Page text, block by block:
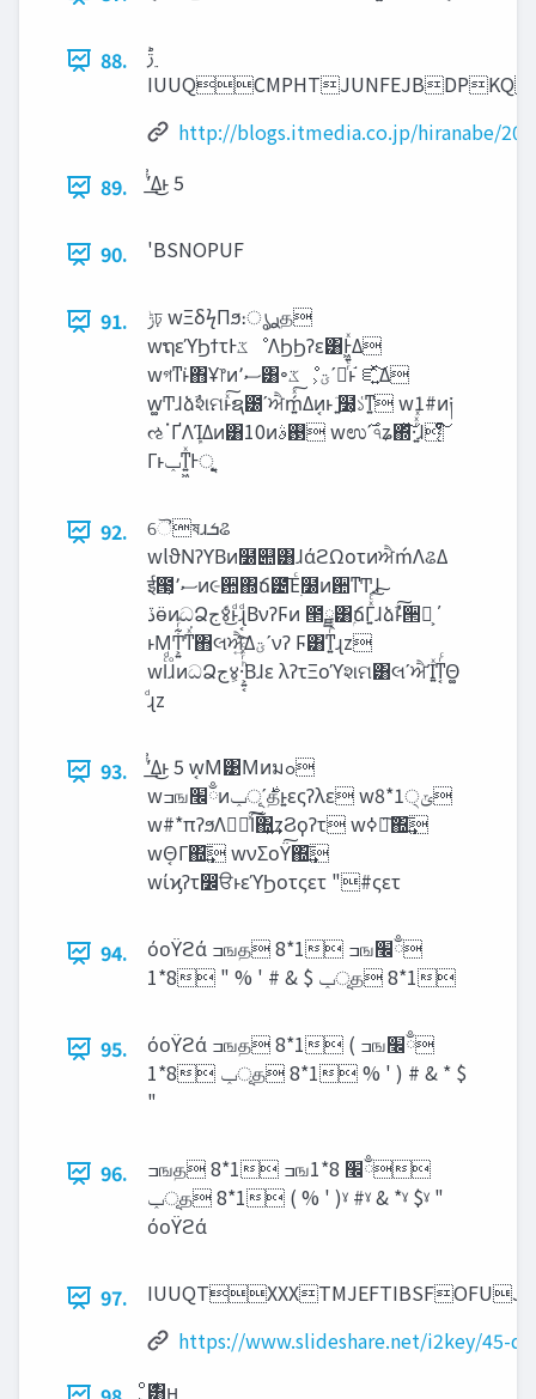
88.
‫࣮ݱ‬
http://blogs.itmedia.co.jp/hiranabe/
89.
ͭ͗ʹ͢Δ͜ͱ 5
90. 'BSNOPUF
91.
‫ݱ‬ঢ় wΞδϟΠϧ։ൃ࣮ࢪத
wຖεϓϦϯτͰ‫ػ‬ೳΛϦϦʔε͸Ͱ͖͍ͯΔ
wগͳ͘ͱ΋Ұ෦ͷ‫ސ‬٬͸৽‫ػ‬ೳ͕‫ʹؾ‬ೖͬͨͱ֬ ೝ͍ͯ͠Δ
w͚Ͳɺձࣾશମͱͯ͠ຊ౰ʹਐḿ͍ͯ͠Δͷ͔ͱ ͍͏ٙ໰͕১͑ͳ͍ w1#ͷ༏
ઌॱҐΛܾΊΔͷ͸10ͷ࢓ࣄ wಉ࣌ʹ৭ʑ΍ͬͯ͠·͍ͬͯͯɺ͔ͭͣͭͬ͠
92.
ୈষɹ‫ܭ‬ଌ
wlϑΝʔϒΒͷ໰୊͸ɺάϩΩοτͷਐḿΛଌΔ
ई౓͕‫ސ‬٬ͷ૯਺΍ճ౴͞Ε࣭ͨ໰ͷ਺ͳͲɺ
‫ڏ‬ӫͷධՁ‫ج‬४ͩͬͨ͜ͱͩɻ͔ͩΒνʔϜͷ ౒ྗ͸ۭճΓ͍ͯͨ͠͠ɺձࣾͱͯ͠੒Ռ͕΄
ͱΜͲ͕͍͋ͬͯͳͯ͘΋લਐ͍ͯ͠Δ‫ʹؾ‬νʔ Ϝ͸ͳ͍ͬͯͨɻz
wlͨͩɺͦͷධՁ‫ج‬४͕·͕͍͔ͪͬͯͨΒɺε λʔτΞοϓશମ͸લʹਐΊ͍ͯͳ͔ͬͨΘ͚
ͩɻz
93.
ͭ͗ʹ͢Δ͜ͱ 5 w͔Μ͹Μͷมߋ
wߏங‫ྃ׬‬ͷ࣍ʹ‫ূݕ‬தͱ͍͏εςʔλε w8*1੍‫ݶ‬
w#*πʔϧΛಋೖͯ͠l͠΍͍͢zϨϙʔτ wߦಈ͠΍͢͞
wΘ͔Γ΍͢͞ wνΣοΫ͠΍͢͞
wίϗʔτ෼ੳͱεϓϦοτςετ "#ςετ
94.
όοΫϩά ߏஙத 8*1 ߏங‫ྃ׬‬
8*1 " % ' # & $ ‫ূݕ‬த 8*1
95.
όοΫϩά ߏஙத 8*1 ( ߏங‫ྃ׬‬
8*1 ‫ূݕ‬த 8*1 % ' ) # & * $
"
96.
ߏஙத 8*1 ߏங‫ྃ׬‬ 8*1
‫ূݕ‬த 8*1 ( % ' )ˠ #ˠ & *ˠ $ˠ "
όοΫϩά
97.
https://www.slideshare.net/i2key/45-